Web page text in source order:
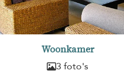
Woonkamer
3 foto's